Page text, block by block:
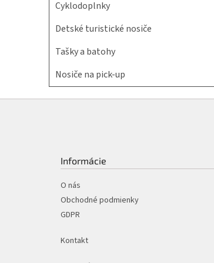
Cyklodoplnky
Detské turistické nosiče
Tašky a batohy
Nosiče na pick-up
Informácie
O nás
Obchodné podmienky
GDPR
Kontakt